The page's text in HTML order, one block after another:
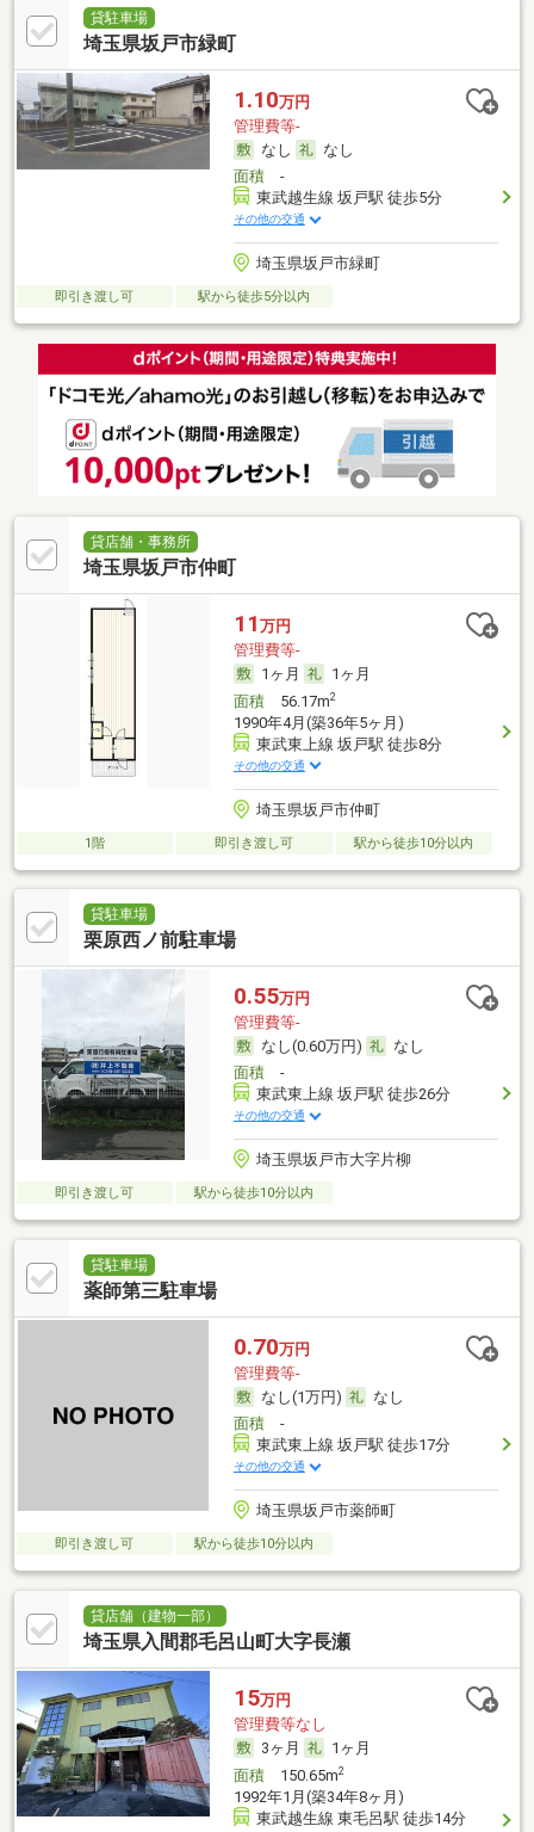
貸駐車場
埼玉県坂戸市緑町
1.10万円
管理費等-
なし
なし
面積-
東武越生線 坂戸駅 徒歩5分
その他の交通
埼玉県坂戸市緑町
即引き渡し可 駅から徒歩5分以内
貸店舗・事務所
埼玉県坂戸市仲町
11 万円
管理費等-
1ヶ月
1ヶ月
面積56.17m2
1990年4月(築36年5ヶ月)
東武東上線 坂戸駅 徒歩8分
その他の交通
埼玉県坂戸市仲町
1階 即引き渡し可 駅から徒歩10分以内
貸駐車場
栗原西ノ前駐車場
0.55万円
管理費等-
なし(0.60万円)
なし
面積-
東武東上線 坂戸駅 徒歩26分
その他の交通
埼玉県坂戸市大字片柳
即引き渡し可 駅から徒歩10分以内
貸駐車場
薬師第三駐車場
0.70万円
管理費等-
なし(1万円)
なし
面積-
東武東上線 坂戸駅 徒歩17分
その他の交通
埼玉県坂戸市薬師町
即引き渡し可 駅から徒歩10分以内
貸店舗（建物一部）
埼玉県入間郡毛呂山町大字長瀬
15万円
管理費等なし
3ヶ月
1ヶ月
面積150.65m2
1992年1月(築34年8ヶ月)
東武越生線 東毛呂駅 徒歩14分